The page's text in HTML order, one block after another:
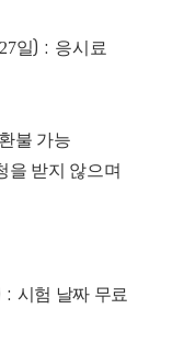
일) : 응시료
환불 가능
을 받지 않으며
: 시험 날짜 무료